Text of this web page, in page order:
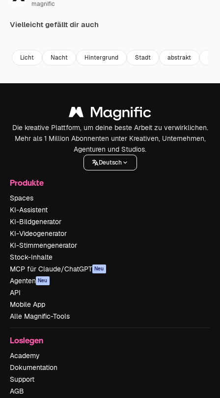
magnific
Vielleicht gefällt dir auch
Licht Nacht Hintergrund Stadt abstrakt
Die kreative Plattform, um deine beste Arbeit zu verwirklichen.
Mehr als 1 Million Abonnenten unter Kreativen, Unternehmen,
Agenturen und Studios.
Deutsch
Produkte
Spaces
KI-Assistent
KI-Bildgenerator
KI-Videogenerator
KI-Stimmengenerator
Stock-Inhalte
MCP für Claude/ChatGPT Neu
Agenten Neu
API
Mobile App
Alle Magnific-Tools
Loslegen
Academy
Dokumentation
Support
AGB